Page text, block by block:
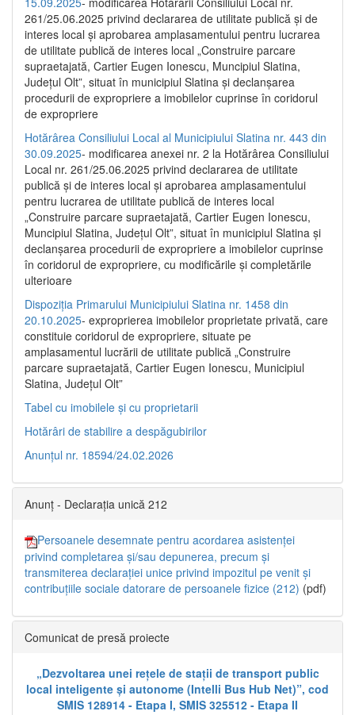
261/25.06.2025 privind declararea de utilitate publică și de
interes local și aprobarea amplasamentului pentru lucrarea
de utilitate publică de interes local „Construire parcare
supraetajată, Cartier Eugen Ionescu, Muncipiul Slatina,
Județul Olt”, situat în municipiul Slatina și declanșarea
procedurii de expropriere a imobilelor cuprinse în coridorul
de expropriere
Hotărârea Consiliului Local al Municipiului Slatina nr. 443 din
30.09.2025- modificarea anexei nr. 2 la Hotărârea Consiliului
Local nr. 261/25.06.2025 privind declararea de utilitate
publică şi de interes local şi aprobarea amplasamentului
pentru lucrarea de utilitate publică de interes local
„Construire parcare supraetajată, Cartier Eugen Ionescu,
Muncipiul Slatina, Judeţul Olt”, situat în municipiul Slatina şi
declanşarea procedurii de expropriere a imobilelor cuprinse
în coridorul de expropriere, cu modificările şi completările
ulterioare
Dispoziția Primarului Municipiului Slatina nr. 1458 din
20.10.2025- exproprierea imobilelor proprietate privată, care
constituie coridorul de expropriere, situate pe
amplasamentul lucrării de utilitate publică „Construire
parcare supraetajată, Cartier Eugen Ionescu, Municipiul
Slatina, Județul Olt”
Tabel cu imobilele și cu proprietarii
Hotărâri de stabilire a despăgubirilor
Anunțul nr. 18594/24.02.2026
Anunț - Declarația unică 212
Persoanele desemnate pentru acordarea asistenței
privind completarea și/sau depunerea, precum și
transmiterea declarației unice privind impozitul pe venit și
contribuțiile sociale datorare de persoanele fizice (212) (pdf)
Comunicat de presă proiecte
„Dezvoltarea unei rețele de stații de transport public
local inteligente și autonome (Intelli Bus Hub Net)”, cod
SMIS 128914 - Etapa I, SMIS 325512 - Etapa II